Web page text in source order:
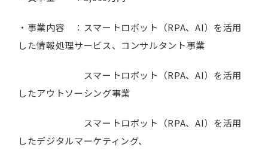
・事業内容 ：スマートロボット（RPA、AI）を活用
した情報処理サービス、コンサルタント事業
スマートロボット（RPA、AI）を活用
したアウトソーシング事業
スマートロボット（RPA、AI）を活用
したデジタルマーケティング、